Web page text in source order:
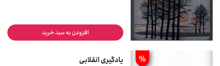
افزودن به سبد خرید
% یادگیری انقلابی